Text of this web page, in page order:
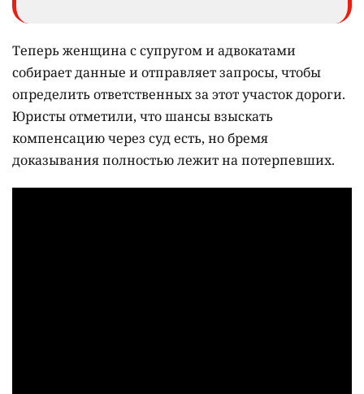
Теперь женщина с супругом и адвокатами
собирает данные и отправляет запросы, чтобы
определить ответственных за этот участок дороги.
Юристы отметили, что шансы взыскать
компенсацию через суд есть, но бремя
доказывания полностью лежит на потерпевших.